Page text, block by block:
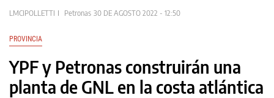
LMCIPOLLETTI Petronas 30 DE AGOSTO 2022 - 12:50
PROVINCIA
YPF y Petronas construirán una
planta de GNL en la costa atlántica